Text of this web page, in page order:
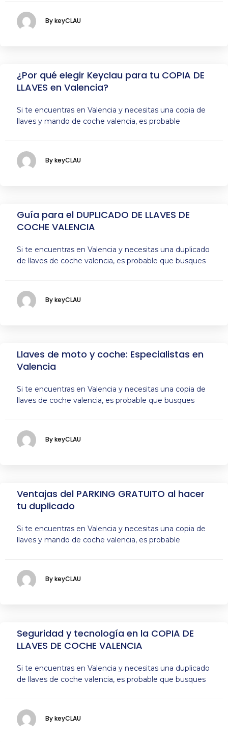
By keyCLAU
¿Por qué elegir Keyclau para tu COPIA DE
LLAVES en Valencia?
Si te encuentras en Valencia y necesitas una copia de
llaves y mando de coche valencia, es probable
By keyCLAU
Guía para el DUPLICADO DE LLAVES DE
COCHE VALENCIA
Si te encuentras en Valencia y necesitas una duplicado
de llaves de coche valencia, es probable que busques
By keyCLAU
Llaves de moto y coche: Especialistas en
Valencia
Si te encuentras en Valencia y necesitas una copia de
llaves de coche valencia, es probable que busques
By keyCLAU
Ventajas del PARKING GRATUITO al hacer
tu duplicado
Si te encuentras en Valencia y necesitas una copia de
llaves y mando de coche valencia, es probable
By keyCLAU
Seguridad y tecnología en la COPIA DE
LLAVES DE COCHE VALENCIA
Si te encuentras en Valencia y necesitas una duplicado
de llaves de coche valencia, es probable que busques
By keyCLAU